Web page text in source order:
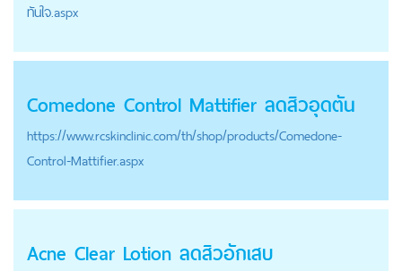
ทันใจ.aspx
Comedone Control Mattifier ลดสิวอุดตัน
https://www.rcskinclinic.com/th/shop/products/Comedone-
Control-Mattifier.aspx
Acne Clear Lotion ลดสิวอักเสบ